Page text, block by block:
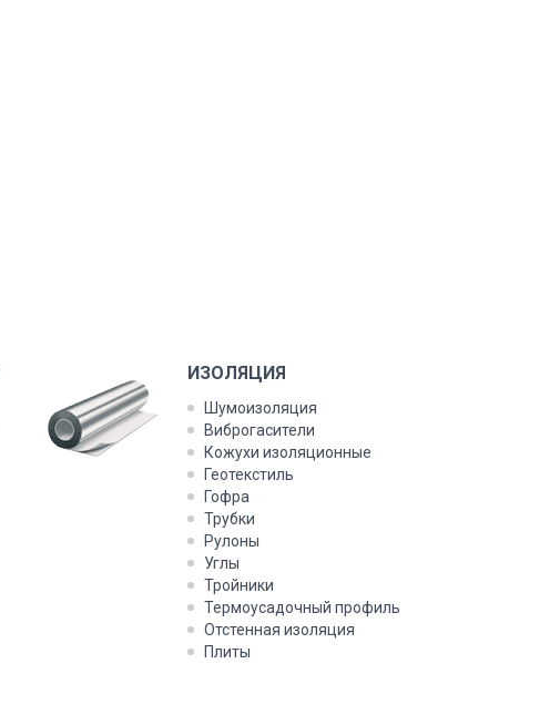
ИЗОЛЯЦИЯ
Шумоизоляция
Виброгасители
Кожухи изоляционные
Геотекстиль
Гофра
Трубки
Рулоны
Углы
Тройники
Термоусадочный профиль
Отстенная изоляция
Плиты